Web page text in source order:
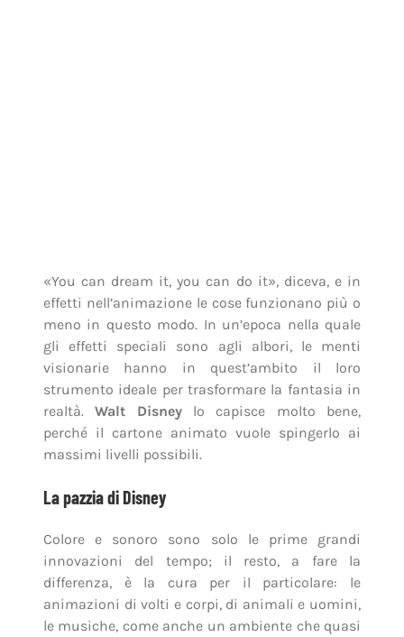
perché il cartone animato vuole spingerlo ai
massimi livelli possibili.
La pazzia di Disney
Colore e sonoro sono solo le prime grandi
innovazioni del tempo; il resto, a fare la
differenza, è la cura per il particolare: le
animazioni di volti e corpi, di animali e uomini,
le musiche, come anche un ambiente che quasi
mai è fondale statico, ma spesso entra
nell’azione stessa. Insomma, tutte queste
caratteristiche richieste daWalt Disney
ai suoi
animatori sfociano nel primo lungometraggio:
alla sua uscita, sarà chiamato dalla
concorrenza «la pazzia diDisney ».